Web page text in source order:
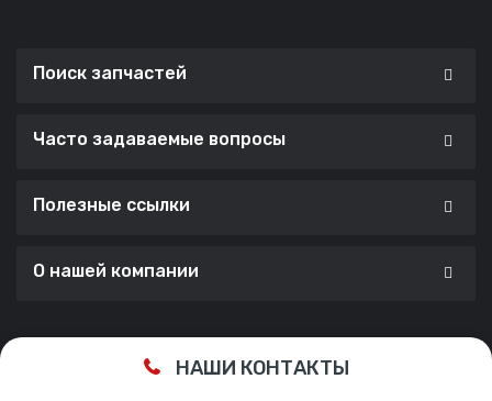
Поиск запчастей
Часто задаваемые вопросы
Полезные ссылки
О нашей компании
Сделано с ❤️ вCherry Lab Agency
НАШИ КОНТАКТЫ